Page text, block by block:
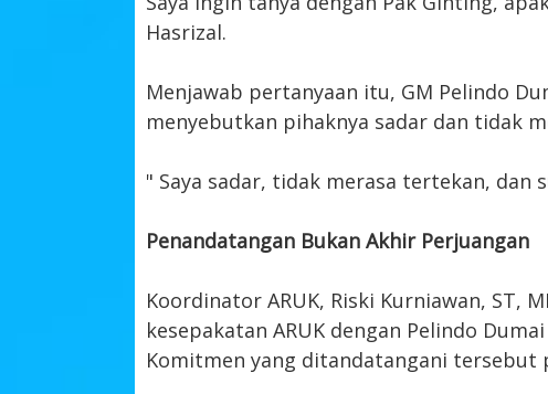
Hasrizal.
Menjawab pertanyaan itu, GM Pelindo
menyebutkan pihaknya sadar dan tidak
" Saya sadar, tidak merasa tertekan, dan
Penandatangan Bukan Akhir Perjuangan
Koordinator ARUK, Riski Kurniawan, ST,
kesepakatan ARUK dengan Pelindo
Komitmen yang ditandatangani tersebut